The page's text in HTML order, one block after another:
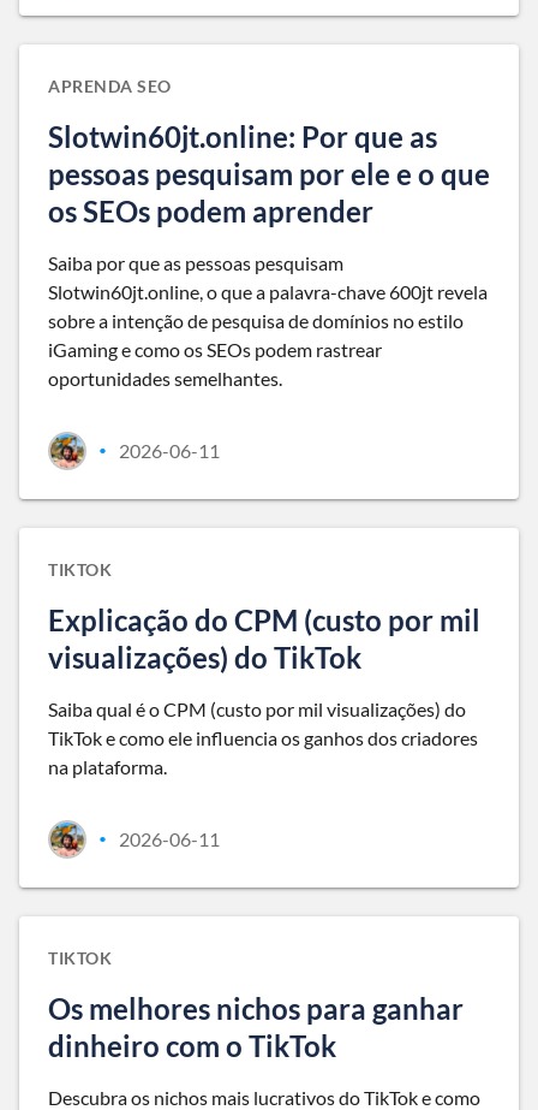
APRENDA SEO
Slotwin60jt.online: Por que as
pessoas pesquisam por ele e o que
os SEOs podem aprender
Saiba por que as pessoas pesquisam
Slotwin60jt.online, o que a palavra-chave 600jt revela
sobre a intenção de pesquisa de domínios no estilo
iGaming e como os SEOs podem rastrear
oportunidades semelhantes.
• 2026-06-11
TIKTOK
Explicação do CPM (custo por mil
visualizações) do TikTok
Saiba qual é o CPM (custo por mil visualizações) do
TikTok e como ele influencia os ganhos dos criadores
na plataforma.
• 2026-06-11
TIKTOK
Os melhores nichos para ganhar
dinheiro com o TikTok
Descubra os nichos mais lucrativos do TikTok e como